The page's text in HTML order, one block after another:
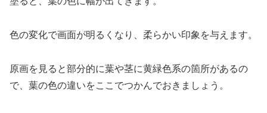
色の変化で画面が明るくなり、柔らかい印象を与えます。
原画を見ると部分的に葉や茎に黄緑色系の箇所があるの
で、葉の色の違いをここでつかんでおきましょう。